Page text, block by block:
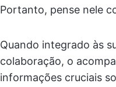
Portanto, pense nele
Quando integrado às
colaboração, o
informações cruciais